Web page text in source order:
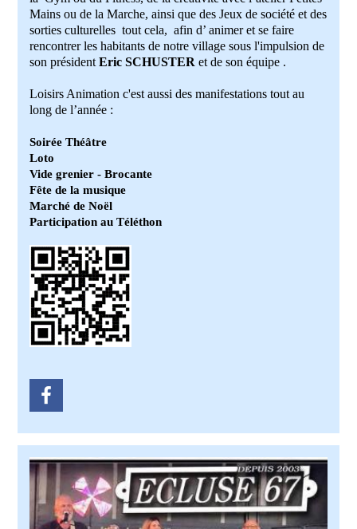
Mains ou de la Marche, ainsi que des Jeux de société et des
sorties culturelles tout cela, afin d’ animer et se faire
rencontrer les habitants de notre village sous l'impulsion de
son président Eric SCHUSTERet de son équipe .
Loisirs Animation c'est aussi des manifestations tout au
long de l’année :
Soirée Théâtre
Loto
Vide grenier - Brocante
Fête de la musique
Marché de Noël
Participation au Téléthon